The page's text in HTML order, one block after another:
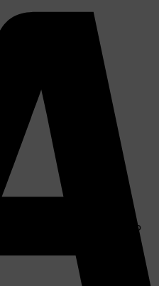
v vaše roke. To izjemno
neznanih poti in